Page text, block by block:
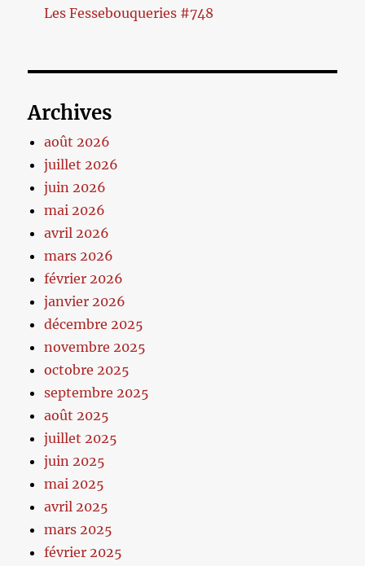
Les Fessebouqueries #748
Archives
août 2026
juillet 2026
juin 2026
mai 2026
avril 2026
mars 2026
février 2026
janvier 2026
décembre 2025
novembre 2025
octobre 2025
septembre 2025
août 2025
juillet 2025
juin 2025
mai 2025
avril 2025
mars 2025
février 2025